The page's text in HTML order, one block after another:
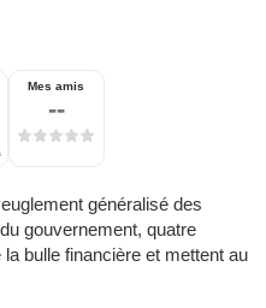
Mes amis
--
généralisé des
gouvernement, quatre
bulle financière et mettent au